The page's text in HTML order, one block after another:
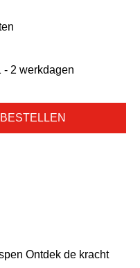
- 2 werkdagen
BESTELLEN
Ontdek de kracht